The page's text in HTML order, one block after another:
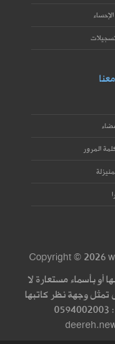
المرور
Copyright © 2026
أو بأسماء مستعارة لا
تمثل وجهة نظر كاتبها